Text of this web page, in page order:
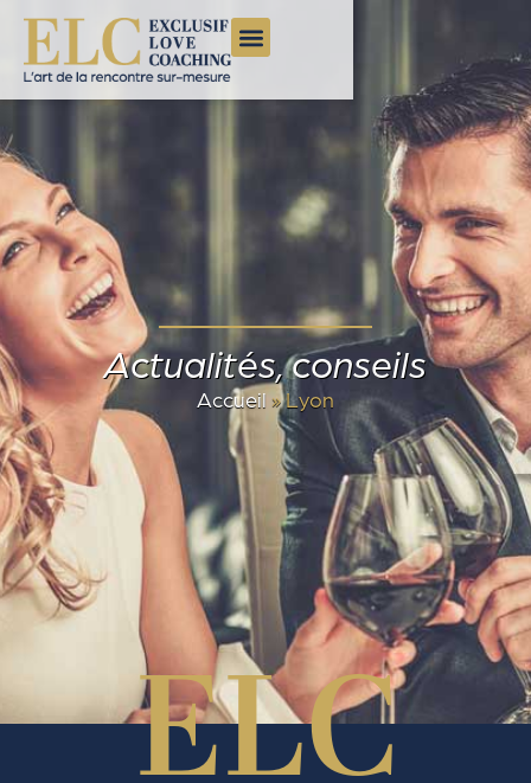
Actualités, conseils
Accueil »Lyon